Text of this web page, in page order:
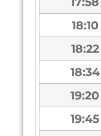
18:10
18:22
18:34
19:20
19:45